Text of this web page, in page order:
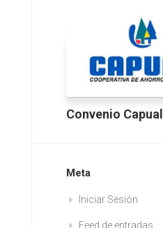
Convenio Capual
Meta
Iniciar Sesión
Feed de entradas